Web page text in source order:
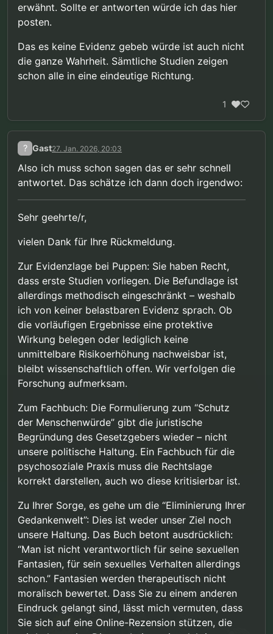
erwähnt. Sollte er antworten würde ich das hier
posten.
Das es keine Evidenz gebeb würde ist auch nicht
die ganze Wahrheit. Sämtliche Studien zeigen
schon alle in eine eindeutige Richtung.
1
? Gast27. Jan. 2026, 20:03
Also ich muss schon sagen das er sehr schnell
antwortet. Das schätze ich dann doch irgendwo:
Sehr geehrte/r,
vielen Dank für Ihre Rückmeldung.
Zur Evidenzlage bei Puppen: Sie haben Recht,
dass erste Studien vorliegen. Die Befundlage ist
allerdings methodisch eingeschränkt – weshalb
ich von keiner belastbaren Evidenz sprach. Ob
die vorläufigen Ergebnisse eine protektive
Wirkung belegen oder lediglich keine
unmittelbare Risikoerhöhung nachweisbar ist,
bleibt wissenschaftlich offen. Wir verfolgen die
Forschung aufmerksam.
Zum Fachbuch: Die Formulierung zum “Schutz
der Menschenwürde” gibt die juristische
Begründung des Gesetzgebers wieder – nicht
unsere politische Haltung. Ein Fachbuch für die
psychosoziale Praxis muss die Rechtslage
korrekt darstellen, auch wo diese kritisierbar ist.
Zu Ihrer Sorge, es gehe um die “Eliminierung Ihrer
Gedankenwelt”: Dies ist weder unser Ziel noch
unsere Haltung. Das Buch betont ausdrücklich:
“Man ist nicht verantwortlich für seine sexuellen
Fantasien, für sein sexuelles Verhalten allerdings
schon.” Fantasien werden therapeutisch nicht
moralisch bewertet. Dass Sie zu einem anderen
Eindruck gelangt sind, lässt mich vermuten, dass
Sie sich auf eine Online-Rezension stützen, die